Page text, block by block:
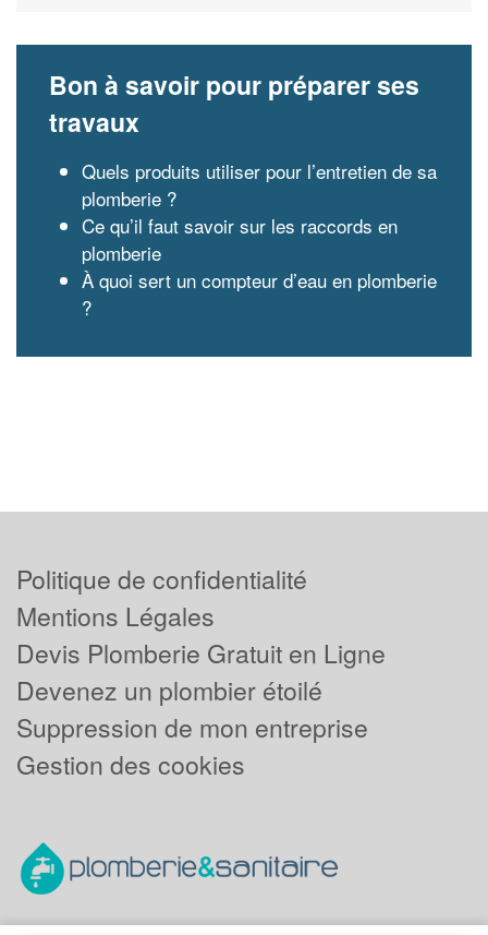
Bon à savoir pour préparer ses
travaux
Quels produits utiliser pour l’entretien de sa
plomberie ?
Ce qu’il faut savoir sur les raccords en
plomberie
À quoi sert un compteur d’eau en plomberie
?
Politique de confidentialité
Mentions Légales
Devis Plomberie Gratuit en Ligne
Devenez un plombier étoilé
Suppression de mon entreprise
Gestion des cookies